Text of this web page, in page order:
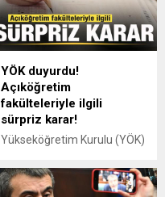
ediliyor. Peki, yarın hangi
illerde okullar tatil?
YÖK duyurdu!
Açıköğretim
fakülteleriyle ilgili
sürpriz karar!
Yükseköğretim Kurulu (YÖK)
milyonlarca kişiyi ilgilendiren
Açıköğretim fakülteleriyle